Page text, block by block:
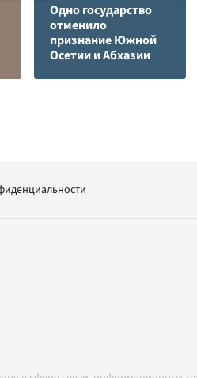
Одно государство
отменило
признание Южной
Осетии и Абхазии